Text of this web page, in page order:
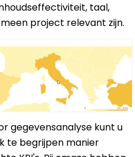
taal,
project relevant zijn.
gegevensanalyse kunt u
te begrijpen manier